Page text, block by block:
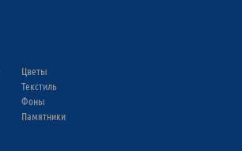
Цветы
Текстиль
Фоны
Памятники